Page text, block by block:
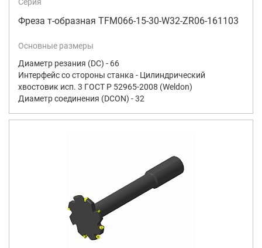
Фреза т-образная TFM066-15-30-W32-ZR06-161103
Основные размеры
Диаметр резания (DC) - 66
Интерфейс со стороны станка - Цилиндрический
хвостовик исп. 3 ГОСТ Р 52965-2008 (Weldon)
Диаметр соединения (DCON) - 32